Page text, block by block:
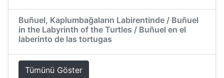
Buñuel, Kaplumbağaların Labirentinde / Buñuel
in the Labyrinth of the Turtles / Buñuel en el
laberinto de las tortugas
Tümünü Göster